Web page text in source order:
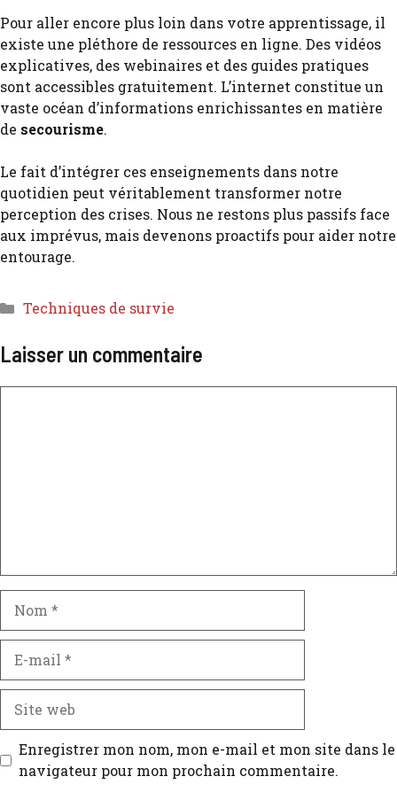
Pour aller encore plus loin dans votre apprentissage, il
existe une pléthore de ressources en ligne. Des vidéos
explicatives, des webinaires et des guides pratiques
sont accessibles gratuitement. L’internet constitue un
vaste océan d’informations enrichissantes en matière
de secourisme.
Le fait d’intégrer ces enseignements dans notre
quotidien peut véritablement transformer notre
perception des crises. Nous ne restons plus passifs face
aux imprévus, mais devenons proactifs pour aider notre
entourage.
Techniques de survie
Laisser un commentaire
Enregistrer mon nom, mon e-mail et mon site dans le
navigateur pour mon prochain commentaire.